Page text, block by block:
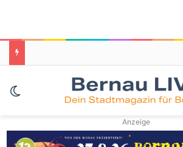
Skin umschalten
Anzeige